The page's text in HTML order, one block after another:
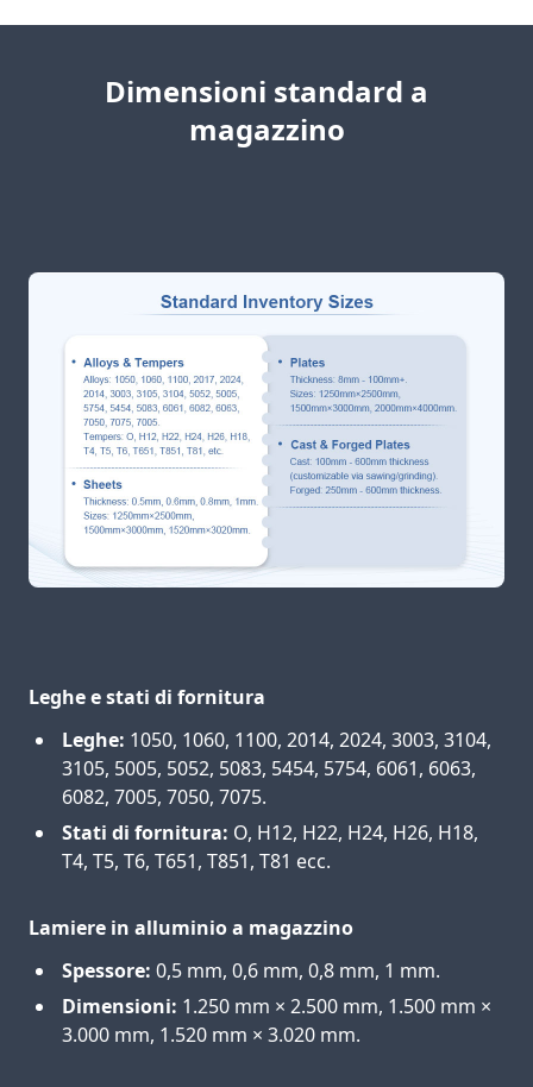
Dimensioni standard a
magazzino
Leghe e stati di fornitura
Leghe: 1050, 1060, 1100, 2014, 2024, 3003, 3104,
3105, 5005, 5052, 5083, 5454, 5754, 6061, 6063,
6082, 7005, 7050, 7075.
Stati di fornitura: O, H12, H22, H24, H26, H18,
T4, T5, T6, T651, T851, T81 ecc.
Lamiere in alluminio a magazzino
Spessore: 0,5 mm, 0,6 mm, 0,8 mm, 1 mm.
Dimensioni: 1.250 mm × 2.500 mm, 1.500 mm ×
3.000 mm, 1.520 mm × 3.020 mm.